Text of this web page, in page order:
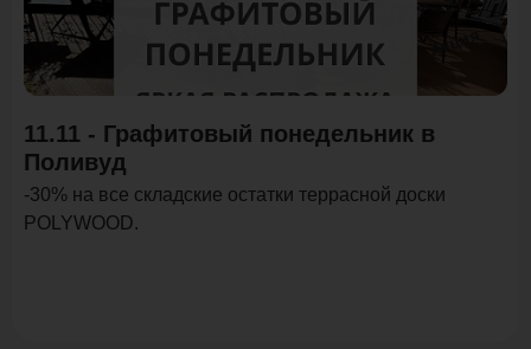
Акция
11.11 - Графитовый понедельник в
Поливуд
-30% на все складские остатки террасной доски
POLYWOOD.